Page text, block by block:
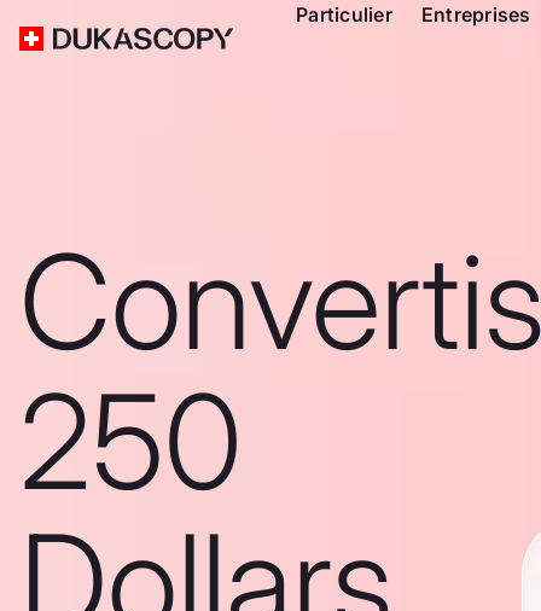
Particulier Entreprises
250